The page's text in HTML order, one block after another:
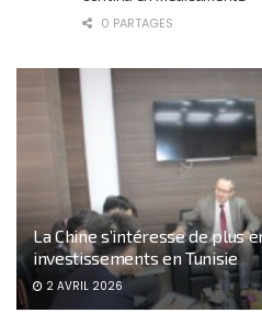
0 PARTAGES
La Chine s’intéresse de plus
investissements en Tunisie
2 AVRIL 2026